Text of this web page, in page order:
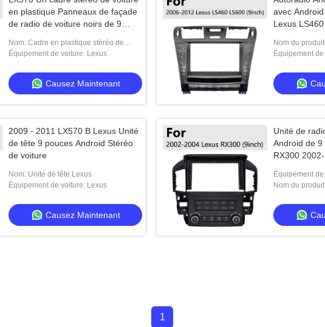
en plastique Panneaux de façade
de radio de voiture noirs de 9
Nom: Cadre en plastique stéréo de
voiture
Équipement de voiture: Lexus
Causez Maintenant
avec
Lexus
Nom du
Équipement
2009 - 2011 LX570 B Lexus Unité
de tête 9 pouces Android Stéréo
de voiture
Nom: Unité de tête Lexus
Équipement de voiture: Lexus
Causez Maintenant
Unité de
Android de
RX300
Équipement
Nom du
1